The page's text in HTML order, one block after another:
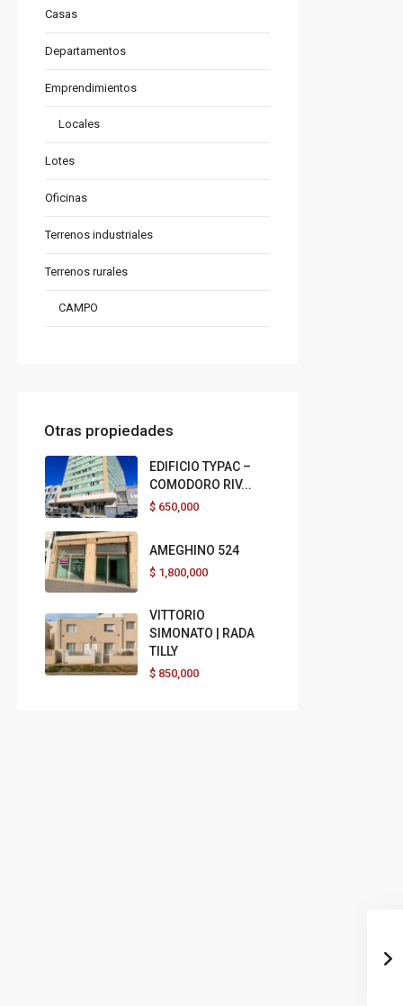
Casas
Departamentos
Emprendimientos
Locales
Lotes
Oficinas
Terrenos industriales
Terrenos rurales
CAMPO
Otras propiedades
EDIFICIO TYPAC –
COMODORO RIV...
$650,000
AMEGHINO 524
$1,800,000
VITTORIO
SIMONATO | RADA
TILLY
$850,000